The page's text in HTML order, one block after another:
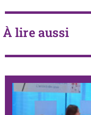
À lire aussi